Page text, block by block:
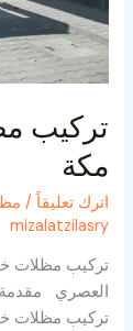
تركيب
مكة
اترك تعليقاً /
mizalatzilasry
تركيب مظلات
العصري
تركيب مظلات